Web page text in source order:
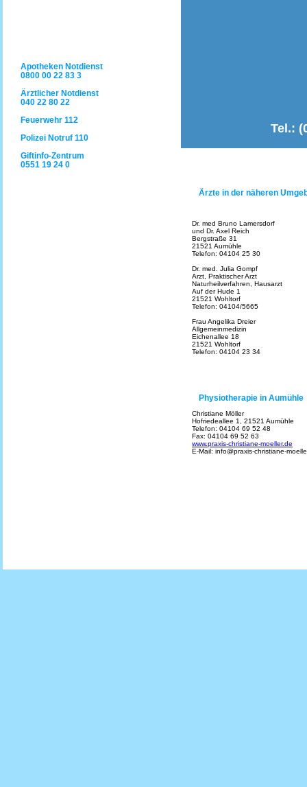
Tel.:
Ärzte in der näheren
Dr. med Bruno Lamersdorf
und Dr. Axel Reich
Bergstraße 31
21521 Aumühle
Telefon: 04104 25 30
Dr. med. Julia Gompf
Arzt, Praktischer Arzt
Naturheilverfahren, Hausarzt
Auf der Hude 1
21521 Wohltorf
Telefon: 04104/5665
Frau Angelika Dreier
Allgemeinmedizin
Eichenallee 18
21521 Wohltorf
Telefon: 04104 23 34
Physiotherapie in Aumühle
Christiane Möller
Hofriedeallee 1, 21521 Aumühle
Telefon: 04104 69 52 48
Fax: 04104 69 52 63
www.praxis-christiane-moeller.de
E-Mail: info@praxis-christiane-
Apotheken Notdienst
0800 00 22 83 3
Ärztlicher Notdienst
040 22 80 22
Feuerwehr 112
Polizei Notruf 110
Giftinfo-Zentrum
0551 19 24 0